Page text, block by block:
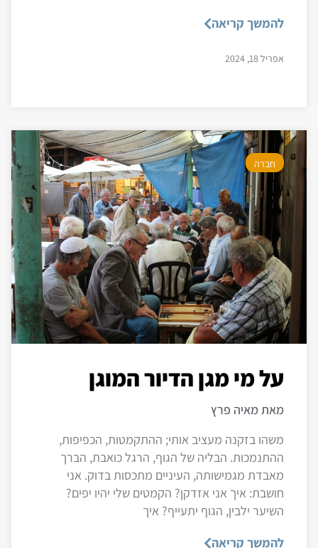
להמשך קריאה
אפריל 18, 2024
חברה
על מי מגן הדיור המוגן
מאת מאיה פרץ
משהו בזקנה מעציב אותי; ההתקמטות, הכפיפות,
ההתנמכות. הבליה של הגוף, הרגל כואבת, הברך
מאבדת מגמישותה, העיניים מתכסות בדוק. אני
חושבת: איך אני אזדקן? הקמטים שלי יהיו יפים?
השיער ילבין, הגוף יתעייף? איך
להמשך קריאה